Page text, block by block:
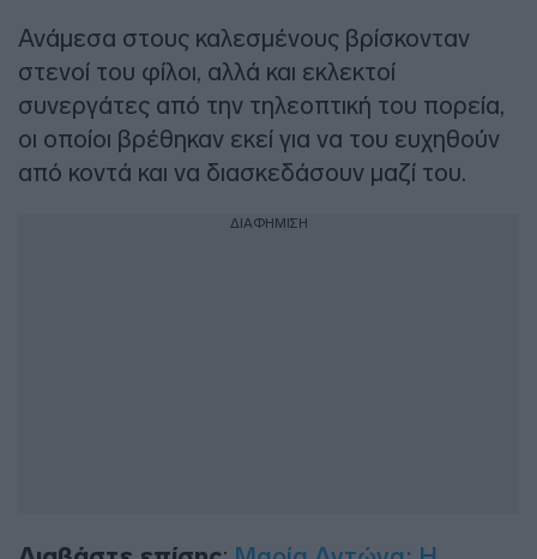
Ανάμεσα στους καλεσμένους βρίσκονταν
στενοί του φίλοι, αλλά και εκλεκτοί
συνεργάτες από την τηλεοπτική του πορεία,
οι οποίοι βρέθηκαν εκεί για να του ευχηθούν
από κοντά και να διασκεδάσουν μαζί του.
ΔΙΑΦΗΜΙΣΗ